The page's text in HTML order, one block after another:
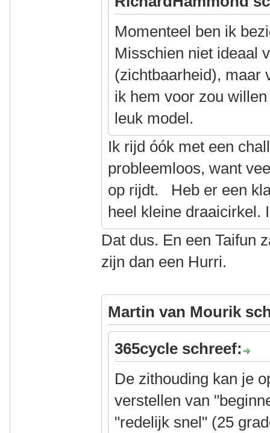
Momenteel ben ik
Misschien niet ideaal
(zichtbaarheid), maar
ik hem voor zou
leuk model.
Ik rijd óók met een
probleemloos, want
op rijdt. Heb er een
heel kleine draaicirkel.
Dat dus. En een Taifun
zijn dan een Hurri.
Martin van Mourik
365cycle schreef:
De zithouding kan je
verstellen van
"redelijk snel" (25